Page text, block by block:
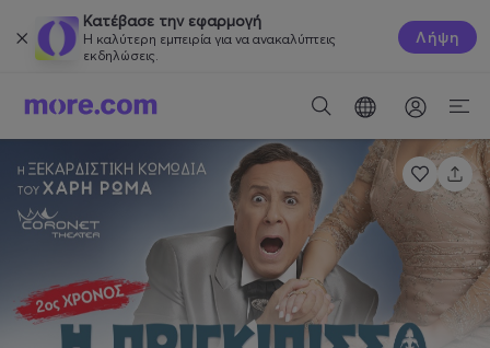
Κατέβασε την εφαρμογή
Η καλύτερη εμπειρία για να ανακαλύπτεις
εκδηλώσεις.
Λήψη